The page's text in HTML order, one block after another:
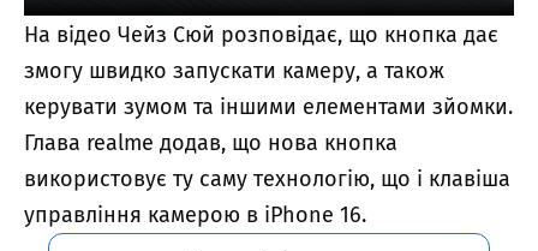
На відео Чейз Сюй розповідає, що кнопка дає
змогу швидко запускати камеру, а також
керувати зумом та іншими елементами зйомки.
Глава realme додав, що нова кнопка
використовує ту саму технологію, що і клавіша
управління камерою в iPhone 16.